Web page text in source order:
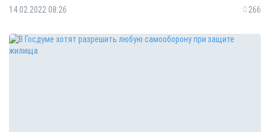
14.02.2022 08:26 266